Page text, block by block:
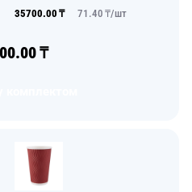
35700.00 ₸ 71.40 ₸/шт
₸